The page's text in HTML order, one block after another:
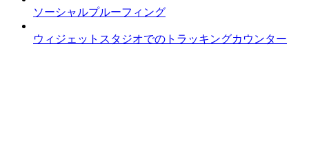
ソーシャルプルーフィング
ウィジェットスタジオでのトラッキングカウンター